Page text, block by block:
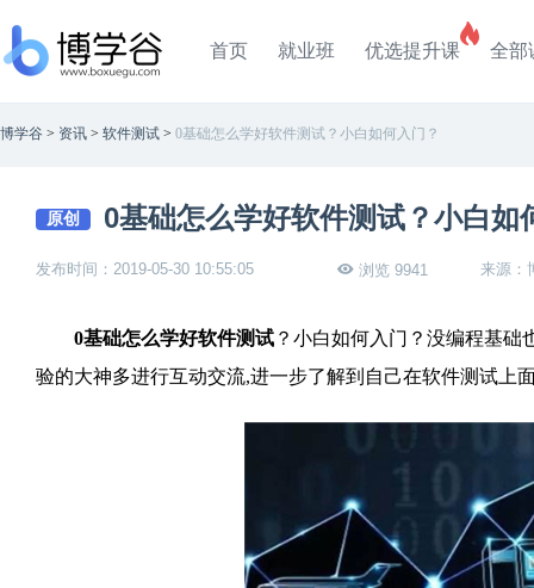
首页 就业班 优选提升课 全部
博学谷 > 资讯 > 软件测试 > 0基础怎么学好软件测试？小白如何入门？
原创 0基础怎么学好软件测试？小白如
发布时间：2019-05-30 10:55:05 浏览 9941 来源：
0基础怎么学好软件测试 ？小白如何入门？没编程基础
验的大神多进行互动交流,进一步了解到自己在软件测试上